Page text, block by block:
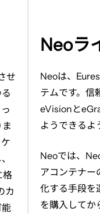
せ
格
カ
Neoラ
Neoは、
テムです。信
eVision と
ようできるよ
Neoでは、
アコンテナー
化する手段を
を購入してか